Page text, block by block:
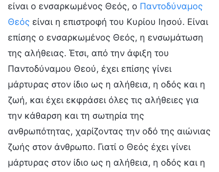
είναι ο ενσαρκωμένος Θεός, ο Παντοδύναμος
Θεός είναι η επιστροφή του Κυρίου Ιησού. Είναι
επίσης ο ενσαρκωμένος Θεός, η ενσωμάτωση
της αλήθειας. Έτσι, από την άφιξη του
Παντοδύναμου Θεού, έχει επίσης γίνει
μάρτυρας στον ίδιο ως η αλήθεια, η οδός και η
ζωή, και έχει εκφράσει όλες τις αλήθειες για
την κάθαρση και τη σωτηρία της
ανθρωπότητας, χαρίζοντας την οδό της αιώνιας
ζωής στον άνθρωπο. Γιατί ο Θεός έχει γίνει
μάρτυρας στον ίδιο ως η αλήθεια, η οδός και η